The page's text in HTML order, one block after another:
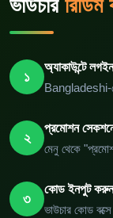
ভাউচার রিডিম
১
অ্যাকাউন্টে
Bangladeshi-
২
প্রমোশন
মেনু থেকে
৩
কোড ইনপুট করুন
ভাউচার কোড